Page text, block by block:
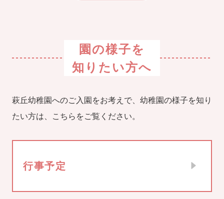
園の様子を
知りたい方へ
萩丘幼稚園へのご入園をお考えで、幼稚園の様子を知り
たい方は、こちらをご覧ください。
行事予定